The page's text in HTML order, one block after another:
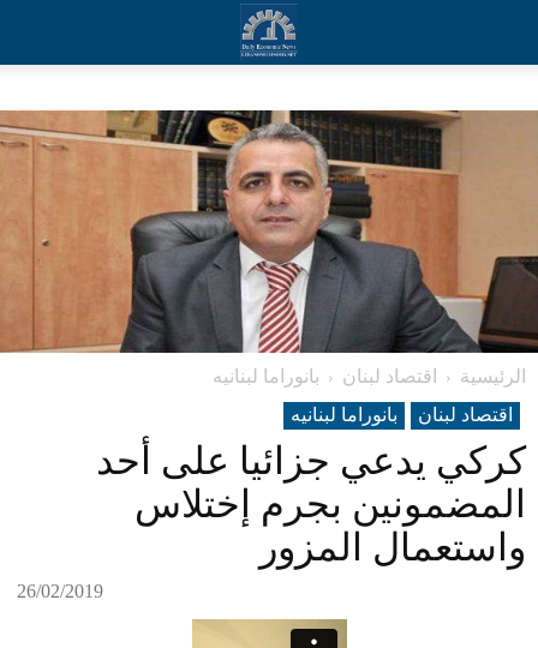
الرئيسية اقتصاد لبنان
بانوراما لبنانیه
اقتصاد لبنان
بانوراما لبنانیه
كركي يدعي جزائيا على أحد
المضمونين بجرم إختلاس
واستعمال المزور
26/02/2019